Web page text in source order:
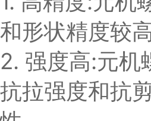
和形状精度较
2. 强度高:元机
抗拉强度和抗